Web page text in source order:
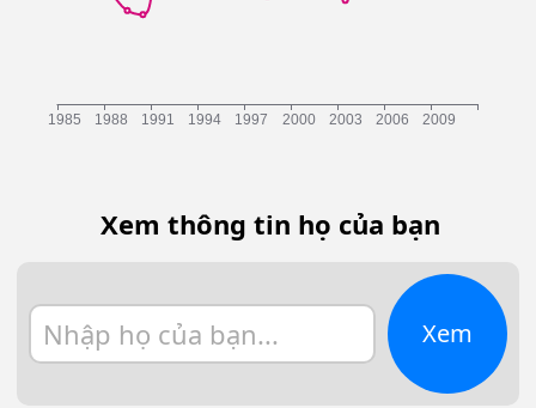
Xem thông tin họ của bạn
Xem